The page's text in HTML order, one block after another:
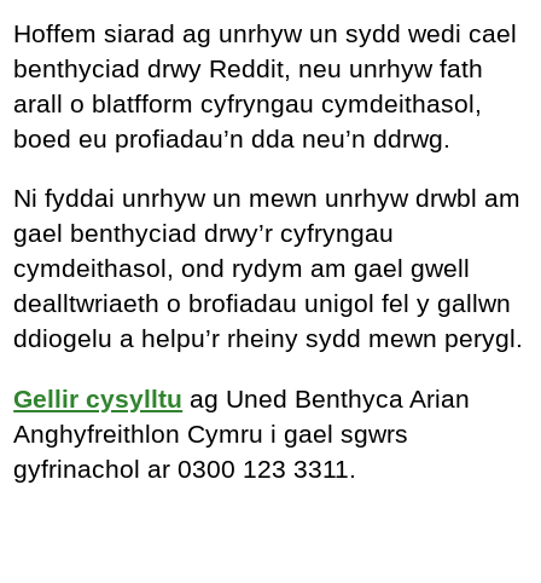
Hoffem siarad ag unrhyw un sydd wedi cael
benthyciad drwy Reddit, neu unrhyw fath
arall o blatfform cyfryngau cymdeithasol,
boed eu profiadau’n dda neu’n ddrwg.
Ni fyddai unrhyw un mewn unrhyw drwbl am
gael benthyciad drwy’r cyfryngau
cymdeithasol, ond rydym am gael gwell
dealltwriaeth o brofiadau unigol fel y gallwn
ddiogelu a helpu’r rheiny sydd mewn perygl.
Gellir cysylltu ag Uned Benthyca Arian
Anghyfreithlon Cymru i gael sgwrs
gyfrinachol ar 0300 123 3311.